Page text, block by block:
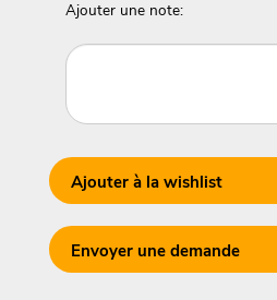
Ajouter une note:
Ajouter à la wishlist
Envoyer une demande